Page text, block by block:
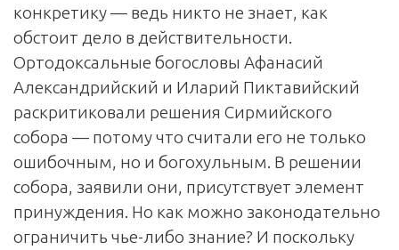
конкретику — ведь никто не знает, как
обстоит дело в действительности.
Ортодоксальные богословы Афанасий
Александрийский и Иларий Пиктавийский
раскритиковали решения Сирмийского
собора — потому что считали его не только
ошибочным, но и богохульным. В решении
собора, заявили они, присутствует элемент
принуждения. Но как можно законодательно
ограничить чье-либо знание? И поскольку